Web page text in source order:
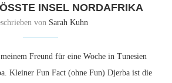
INSEL NORDAFRIKA
von Sarah Kuhn
Freund für eine Woche in Tunesien
Kleiner Fun Fact (ohne Fun) Djerba ist die